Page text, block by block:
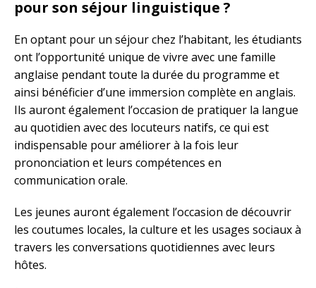
pour son séjour linguistique ?
En optant pour un séjour chez l’habitant, les étudiants
ont l’opportunité unique de vivre avec une famille
anglaise pendant toute la durée du programme et
ainsi bénéficier d’une immersion complète en anglais.
Ils auront également l’occasion de pratiquer la langue
au quotidien avec des locuteurs natifs, ce qui est
indispensable pour améliorer à la fois leur
prononciation et leurs compétences en
communication orale.
Les jeunes auront également l’occasion de découvrir
les coutumes locales, la culture et les usages sociaux à
travers les conversations quotidiennes avec leurs
hôtes.